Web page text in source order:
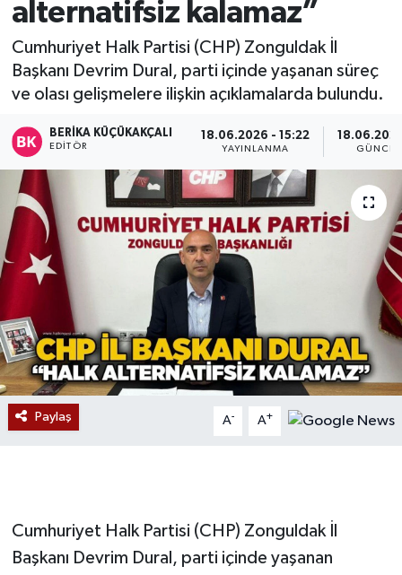
alternatifsiz kalamaz”
Cumhuriyet Halk Partisi (CHP) Zonguldak İl
Başkanı Devrim Dural, parti içinde yaşanan süreç
ve olası gelişmelere ilişkin açıklamalarda bulundu.
BERIKA KÜÇÜKAKÇALI
EDITÖR
18.06.2026 - 15:22
YAYINLANMA
Paylaş A- A+
Cumhuriyet Halk Partisi (CHP) Zonguldak İl
Başkanı Devrim Dural, parti içinde yaşanan
Alaplı
Asayiş
Bartın
Karabük
Devrek
Bolu
ÇEVRE
BİLİM VE TEKNOLOJİ
DUNYA
Düzce
Genel
Tüm Manşetler
Son Dakika Haberleri
Haber Arşivi